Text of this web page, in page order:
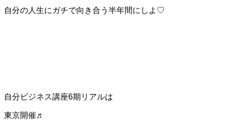
自分の人生にガチで向き合う半年間にしよ♡
自分ビジネス講座6期リアルは
東京開催♬